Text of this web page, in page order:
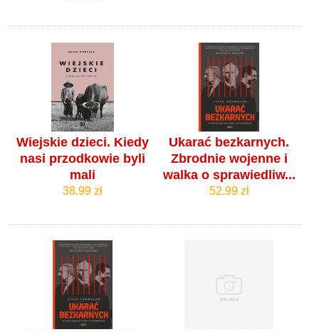
Wiejskie dzieci. Kiedy
nasi przodkowie byli
mali
38.99 zł
Ukarać bezkarnych.
Zbrodnie wojenne i
walka o sprawiedliw...
52.99 zł